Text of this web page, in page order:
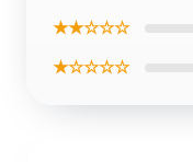
★★☆☆☆
★☆☆☆☆